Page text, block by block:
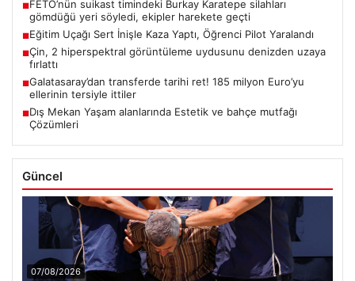
■FETÖ’nün suikast timindeki Burkay Karatepe silahları
gömdüğü yeri söyledi, ekipler harekete geçti
■Eğitim Uçağı Sert İnişle Kaza Yaptı, Öğrenci Pilot Yaralandı
■Çin, 2 hiperspektral görüntüleme uydusunu denizden uzaya
fırlattı
■Galatasaray’dan transferde tarihi ret! 185 milyon Euro’yu
ellerinin tersiyle ittiler
■Dış Mekan Yaşam alanlarında Estetik ve bahçe mutfağı
Çözümleri
Güncel
07/08/2026